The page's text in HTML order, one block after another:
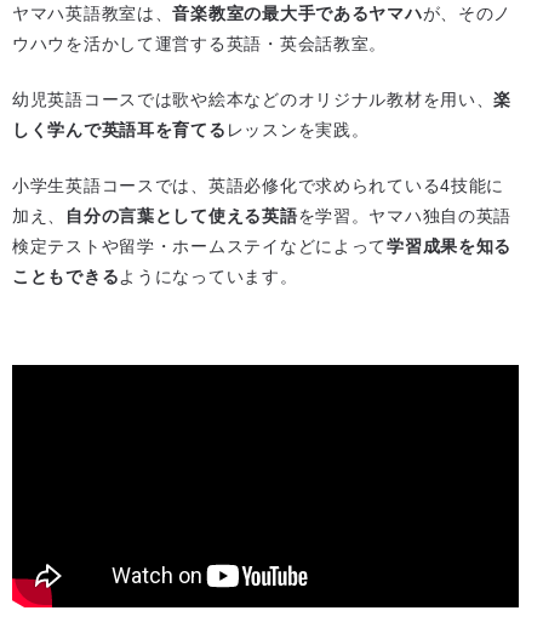
ヤマハ英語教室は、音楽教室の最大手であるヤマハが、そのノ
ウハウを活かして運営する英語・英会話教室。
幼児英語コースでは歌や絵本などのオリジナル教材を用い、楽
しく学んで英語耳を育てる レッスンを実践。
小学生英語コースでは、英語必修化で求められている4技能に
加え、
自分の言葉として使える英語を学習。ヤマハ独自の英語
検定テストや留学・ホームステイなどによって学習成果を知る
こともできるようになっています。